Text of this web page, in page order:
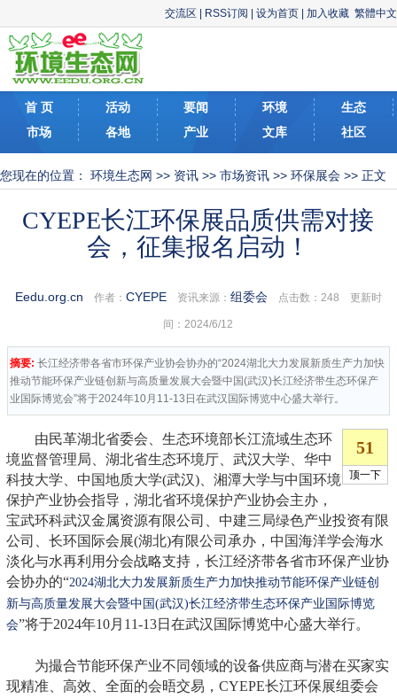
交流区 RSS订阅 设为首页 加入收藏 繁體中文
首 页 活动 要闻 环境
生态
市场
各地 产业 文库 社区
您现在的位置： 环境生态网 >> 资讯 >> 市场资讯 >> 环保展会 >> 正文
CYEPE长江环保展品质供需对接
会，征集报名启动！
Eedu.org.cn 作者： CYEPE资讯来源： 组委会点击数： 248 更新时
间：2024/6/12
摘要: 长江经济带各省市环保产业协会协办的“2024湖北大力发展新质生产力加快
推动节能环保产业链创新与高质量发展大会暨中国(武汉)长江经济带生态环保产
业国际博览会”将于2024年10月11-13日在武汉国际博览中心盛大举行。
由民革湖北省委会、生态环境部长江流域生态环
境监督管理局、湖北省生态环境厅、武汉大学、华中
科技大学、中国地质大学(武汉)、湘潭大学与中国环境
保护产业协会指导，湖北省环境保护产业协会主办，
宝武环科武汉金属资源有限公司、中建三局绿色产业投资有限
公司、长环国际会展(湖北)有限公司承办，中国海洋学会海水
淡化与水再利用分会战略支持，长江经济带各省市环保产业协
会协办的“2024湖北大力发展新质生产力加快推动节能环保产业链创
新与高质量发展大会暨中国(武汉)长江经济带生态环保产业国际博览
会”将于2024年10月11-13日在武汉国际博览中心盛大举行。
为撮合节能环保产业不同领域的设备供应商与潜在买家实
现精准、高效、全面的会晤交易，CYEPE长江环保展组委会